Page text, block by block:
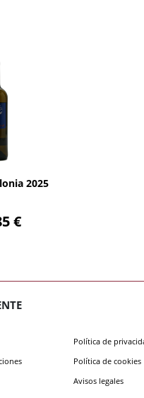
2025
€
Política de
Política de cookies
Avisos legales